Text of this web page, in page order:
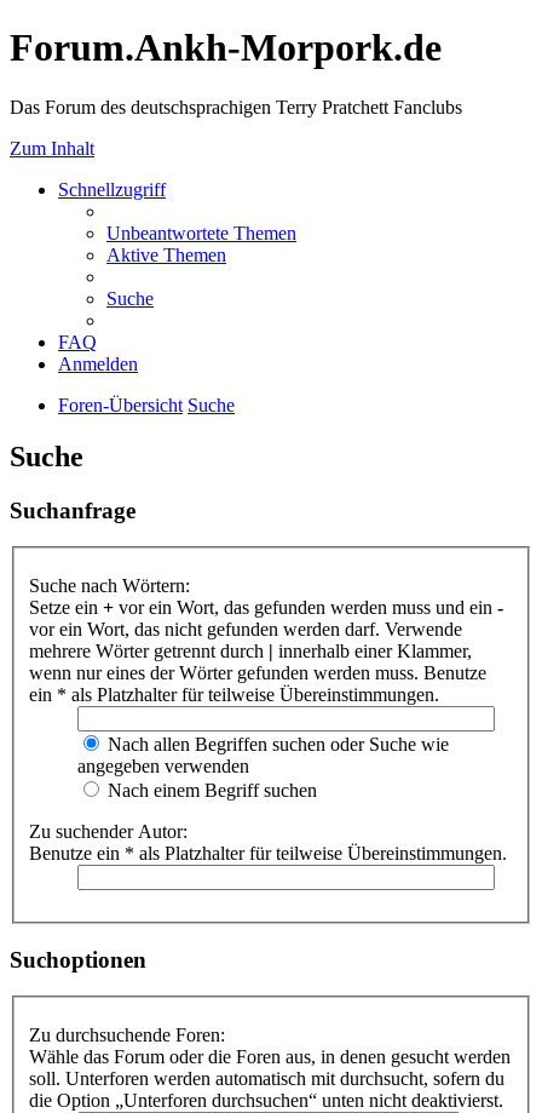
Forum.Ankh-Morpork.de
Das Forum des deutschsprachigen Terry Pratchett Fanclubs
Zum Inhalt
Schnellzugriff
Unbeantwortete Themen
Aktive Themen
Suche
FAQ
Anmelden
Foren-Übersicht Suche
Suche
Suchanfrage
Suche nach Wörtern:
Setze ein + vor ein Wort, das gefunden werden muss und ein -
vor ein Wort, das nicht gefunden werden darf. Verwende
mehrere Wörter getrennt durch | innerhalb einer Klammer,
wenn nur eines der Wörter gefunden werden muss. Benutze
ein * als Platzhalter für teilweise Übereinstimmungen.
Nach allen Begriffen suchen oder Suche wie
angegeben verwenden
Nach einem Begriff suchen
Zu suchender Autor:
Benutze ein * als Platzhalter für teilweise Übereinstimmungen.
Suchoptionen
Zu durchsuchende Foren:
Wähle das Forum oder die Foren aus, in denen gesucht werden
soll. Unterforen werden automatisch mit durchsucht, sofern du
die Option „Unterforen durchsuchen“ unten nicht deaktivierst.